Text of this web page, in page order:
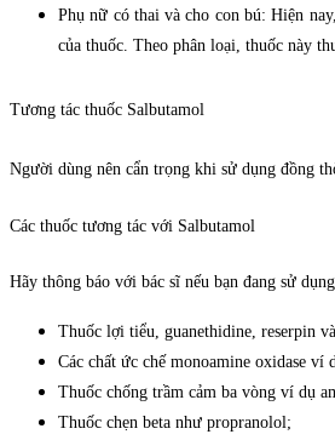
Phụ nữ có thai và cho con bú: Hiện
của thuốc. Theo phân loại, thuốc này
Tương tác thuốc Salbutamol
Người dùng nên cẩn trọng khi sử dụng đồng
Các thuốc tương tác với Salbutamol
Hãy thông báo với bác sĩ nếu bạn đang sử
Thuốc lợi tiểu, guanethidine, reserpin
Các chất ức chế monoamine oxidase
Thuốc chống trầm cảm ba vòng ví dụ
Thuốc chẹn beta như propranolol;